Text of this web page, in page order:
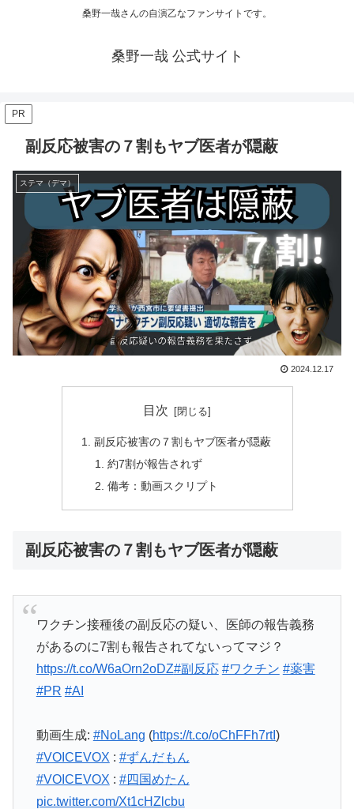
桑野一哉さんの自演乙なファンサイトです。
桑野一哉 公式サイト
PR
副反応被害の７割もヤブ医者が隠蔽
ステマ（デマ）
2024.12.17
目次
副反応被害の７割もヤブ医者が隠蔽
約7割が報告されず
備考：動画スクリプト
副反応被害の７割もヤブ医者が隠蔽
ワクチン接種後の副反応の疑い、医師の報告義務
があるのに7割も報告されてないってマジ？
https://t.co/W6aOrn2oDZ#副反応 #ワクチン #薬害
#PR #AI
動画生成: #NoLang (https://t.co/oChFFh7rtI)
#VOICEVOX : #ずんだもん
#VOICEVOX : #四国めたん
pic.twitter.com/Xt1cHZlcbu